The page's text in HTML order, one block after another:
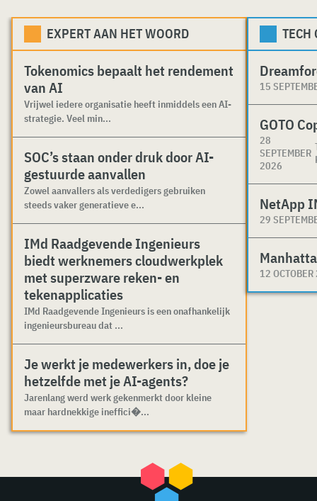
EXPERT AAN HET WOORD
Tokenomics bepaalt het rendement
van AI
Vrijwel iedere organisatie heeft inmiddels een AI-
strategie. Veel min...
SOC’s staan onder druk door AI-
gestuurde aanvallen
Zowel aanvallers als verdedigers gebruiken
steeds vaker generatieve e...
IMd Raadgevende Ingenieurs
biedt werknemers cloudwerkplek
met superzware reken- en
tekenapplicaties
IMd Raadgevende Ingenieurs is een onafhankelijk
ingenieursbureau dat ...
Je werkt je medewerkers in, doe je
hetzelfde met je AI-agents?
Jarenlang werd werk gekenmerkt door kleine
maar hardnekkige ineffici�...
TECH
15
GOTO
28
SEPTEMBER
2026
NetApp
29
12